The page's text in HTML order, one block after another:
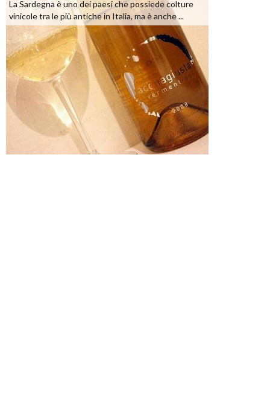
La Sardegna è uno dei paesi che possiede colture
vinicole tra le più antiche in Italia, ma è anche ...